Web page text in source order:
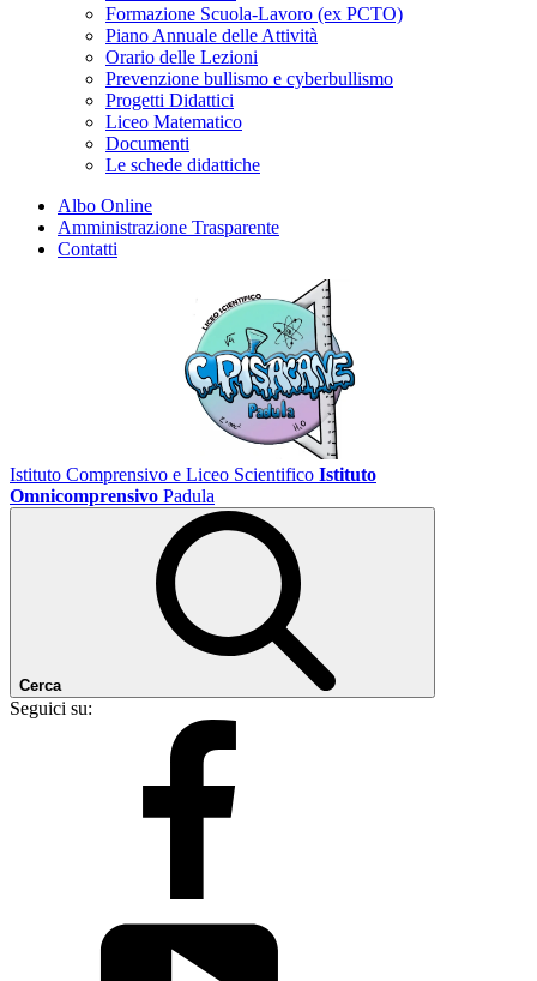
Formazione Scuola-Lavoro (ex PCTO)
Piano Annuale delle Attività
Orario delle Lezioni
Prevenzione bullismo e cyberbullismo
Progetti Didattici
Liceo Matematico
Documenti
Le schede didattiche
Albo Online
Amministrazione Trasparente
Contatti
Istituto Comprensivo e Liceo Scientifico Istituto
Omnicomprensivo Padula
Cerca
Seguici su: